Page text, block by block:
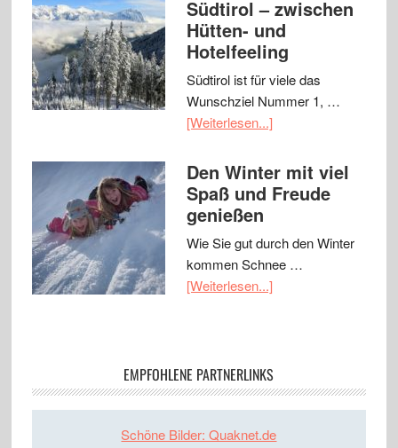
Südtirol – zwischen
Hütten- und
Hotelfeeling
Südtirol ist für viele das
Wunschziel Nummer 1, …
[Weiterlesen...]
Den Winter mit viel
Spaß und Freude
genießen
Wie Sie gut durch den Winter
kommen Schnee …
[Weiterlesen...]
EMPFOHLENE PARTNERLINKS
Schöne Bilder: Quaknet.de